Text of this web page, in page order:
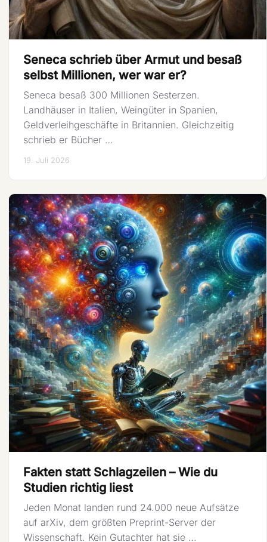
Seneca schrieb über Armut und besaß
selbst Millionen, wer war er?
Seneca besaß 300 Millionen Sesterzen.
Landhäuser in Italien, Weingüter in Spanien,
Geldverleihgeschäfte in Britannien. Gleichzeitig
schrieb er Bücher …
19. Juli 2026
Fakten statt Schlagzeilen – Wie du
Studien richtig liest
Jeden Monat landen rund 24.000 neue Aufsätze
auf arXiv, dem größten Preprint-Server der
Wissenschaft. Kein Gutachter hat sie …